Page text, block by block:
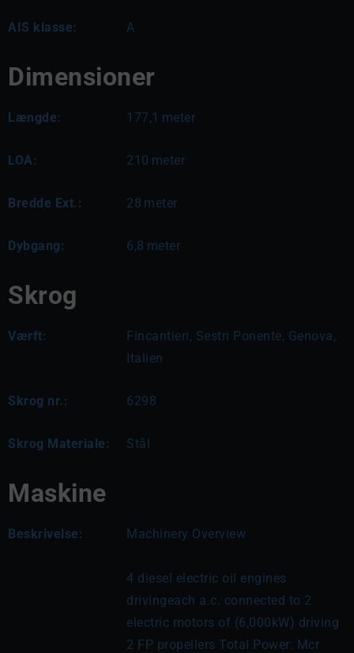
AIS klasse: A
Dimensioner
Længde: 177,1 meter
LOA: 210 meter
Bredde Ext.: 28 meter
Dybgang: 6,8 meter
Skrog
Værft:
Fincantieri, Sestri Ponente, Genova,
Italien
Skrog nr.: 6298
Skrog Materiale: Stål
Maskine
Beskrivelse: Machinery Overview
4 diesel electric oil engines
drivingeach a.c. connected to 2
electric motors of (6,000kW) driving
2 FP propellers Total Power: Mcr